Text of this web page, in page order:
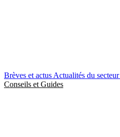
Brèves et actus Actualités du secteur
Conseils et Guides